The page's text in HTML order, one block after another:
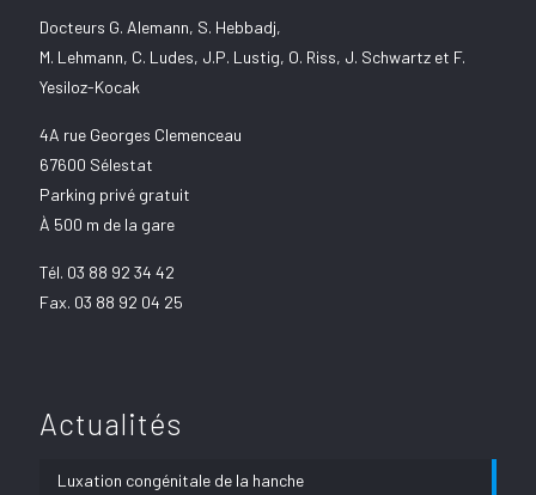
Docteurs G. Alemann, S. Hebbadj,
M. Lehmann, C. Ludes, J.P. Lustig, O. Riss, J. Schwartz et F.
Yesiloz-Kocak
4A rue Georges Clemenceau
67600 Sélestat
Parking privé gratuit
À 500 m de la gare
Tél. 03 88 92 34 42
Fax. 03 88 92 04 25
Actualités
Luxation congénitale de la hanche